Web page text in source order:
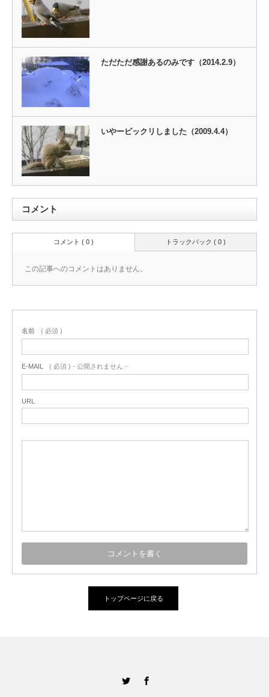
ただただ感謝あるのみです（2014.2.9）
いやービックリしました（2009.4.4）
コメント
トラックバック ( 0 )
コメント ( 0 )
この記事へのコメントはありません。
名前 ( 必須 )
E-MAIL ( 必須 ) - 公開されません -
URL
トップページに戻る